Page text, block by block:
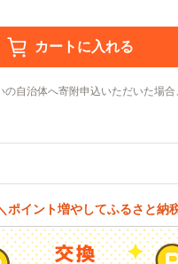
の自治体へ寄附申込いただいた場
ポイント増やしてふるさと納